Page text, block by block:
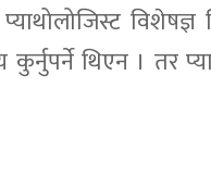
थिएन । तर